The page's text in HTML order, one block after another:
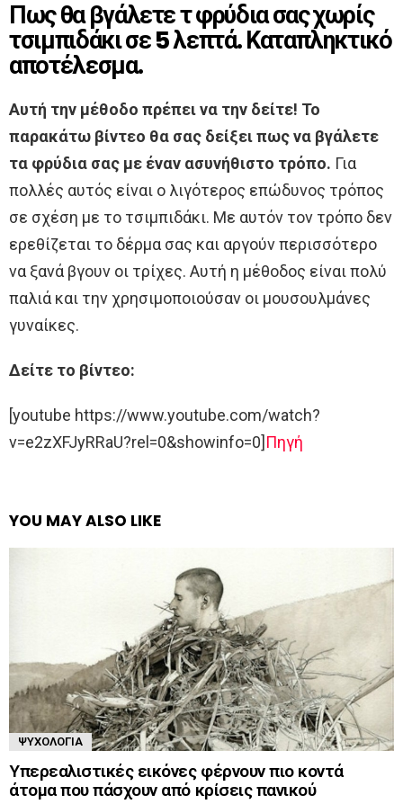
Πως θα βγάλετε τ φρύδια σας χωρίς
τσιμπιδάκι σε 5 λεπτά. Καταπληκτικό
αποτέλεσμα.
Αυτή την μέθοδο πρέπει να την δείτε! Το
παρακάτω βίντεο θα σας δείξει πως να βγάλετε
τα φρύδια σας με έναν ασυνήθιστο τρόπο. Για
πολλές αυτός είναι ο λιγότερος επώδυνος τρόπος
σε σχέση με το τσιμπιδάκι. Με αυτόν τον τρόπο δεν
ερεθίζεται το δέρμα σας και αργούν περισσότερο
να ξανά βγουν οι τρίχες. Αυτή η μέθοδος είναι πολύ
παλιά και την χρησιμοποιούσαν οι μουσουλμάνες
γυναίκες.
Δείτε το βίντεο:
[youtube https://www.youtube.com/watch?
v=e2zXFJyRRaU?rel=0&showinfo=0] Πηγή
YOU MAY ALSO LIKE
ΨΥΧΟΛΟΓΊΑ
Υπερεαλιστικές εικόνες φέρνουν πιο κοντά
άτομα που πάσχουν από κρίσεις πανικού